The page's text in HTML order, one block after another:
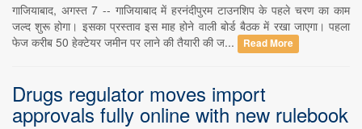
गाजियाबाद, अगस्त 7 -- गाजियाबाद में हरनंदीपुरम टाउनशिप के पहले चरण का काम
जल्द शुरू होगा। इसका प्रस्ताव इस माह होने वाली बोर्ड बैठक में रखा जाएगा। पहला
फेज करीब 50 हेक्टेयर जमीन पर लाने की तैयारी की ज...
Read More
Drugs regulator moves import
approvals fully online with new rulebook